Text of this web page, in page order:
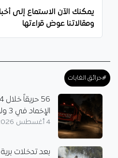
يمكنك الآن الاستماع إلى
ومقالاتنا عوض قراءتها
#حرائق الغابات
الإخماد في 3 ولايات
4 أغسطس 2026
بعد تدخلات